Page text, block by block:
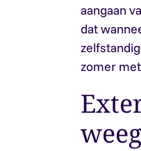
aangaan
dat
zomer